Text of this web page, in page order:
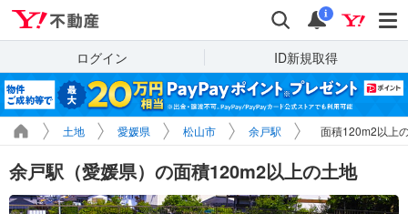
検索 通知
i
ログイン ID新規取得
土地 愛媛県 松山市 余戸駅 面積120m2以上
余戸駅（愛媛県）の面積120m2以上の土地